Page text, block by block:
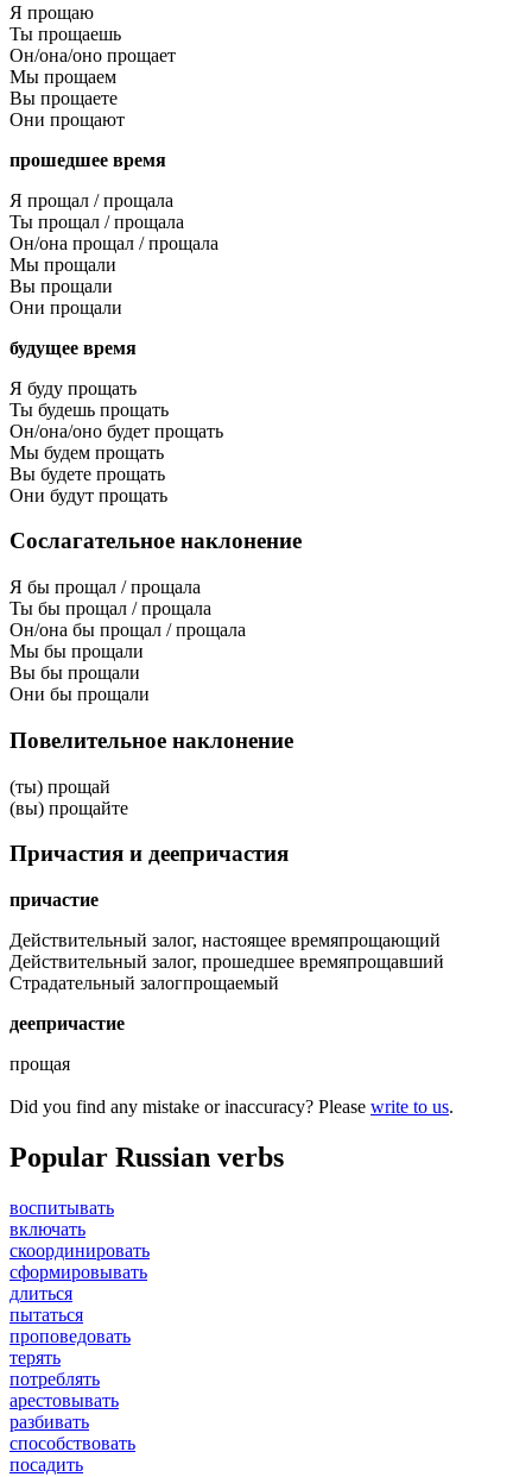
Я прощаю
Ты прощаешь
Он/она/оно прощает
Мы прощаем
Вы прощаете
Они прощают
прошедшее время
Я прощал / прощала
Ты прощал / прощала
Он/она прощал / прощала
Мы прощали
Вы прощали
Они прощали
будущее время
Я буду прощать
Ты будешь прощать
Он/она/оно будет прощать
Мы будем прощать
Вы будете прощать
Они будут прощать
Сослагательное наклонение
Я бы прощал / прощала
Ты бы прощал / прощала
Он/она бы прощал / прощала
Мы бы прощали
Вы бы прощали
Они бы прощали
Повелительное наклонение
(ты) прощай
(вы) прощайте
Причастия и деепричастия
причастие
Действительный залог, настоящее времяпрощающий
Действительный залог, прошедшее времяпрощавший
Страдательный залогпрощаемый
деепричастие
прощая
Did you find any mistake or inaccuracy? Please write to us.
Popular Russian verbs
воспитывать
включать
скоординировать
сформировывать
длиться
пытаться
проповедовать
терять
потреблять
арестовывать
разбивать
способствовать
посадить